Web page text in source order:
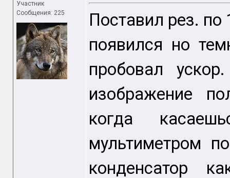
Участник
Сообщения: 225
Поставил рез. по
появился но
пробовал
изображение
когда
мультиметром
конденсатор